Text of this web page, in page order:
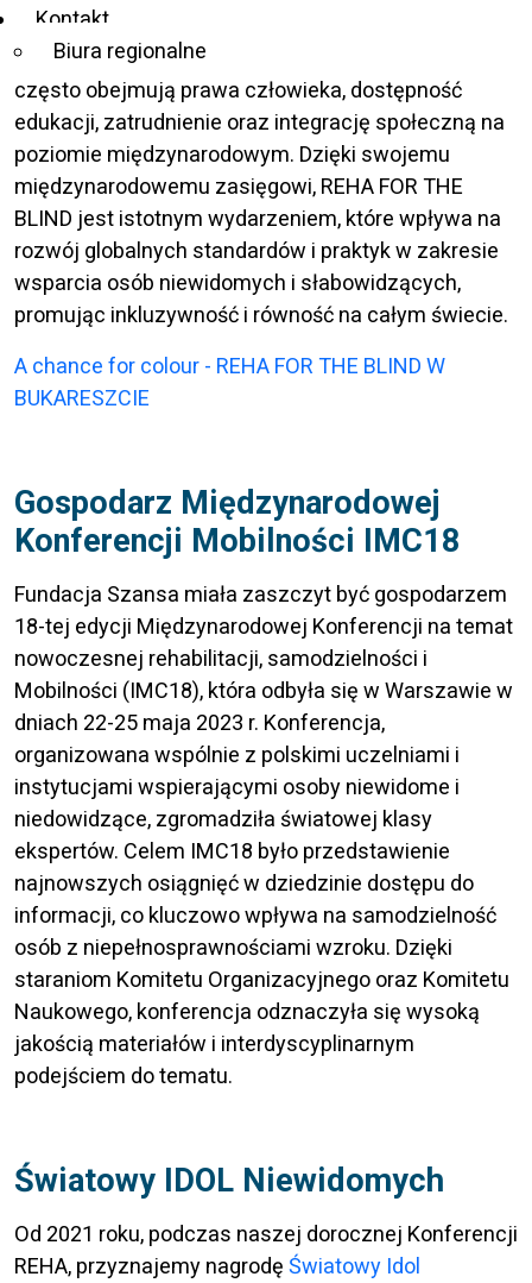
Kontakt
Biura regionalne
inicjatywy na rzecz poprawy życia osób
niewidomych i słabowidzących. Tematy konferencji
często obejmują prawa człowieka, dostępność
edukacji, zatrudnienie oraz integrację społeczną na
poziomie międzynarodowym. Dzięki swojemu
międzynarodowemu zasięgowi, REHA FOR THE
BLIND jest istotnym wydarzeniem, które wpływa na
rozwój globalnych standardów i praktyk w zakresie
wsparcia osób niewidomych i słabowidzących,
promując inkluzywność i równość na całym świecie.
A chance for colour - REHA FOR THE BLIND W
BUKARESZCIE
Gospodarz Międzynarodowej
Konferencji Mobilności IMC18
Fundacja Szansa miała zaszczyt być gospodarzem
18-tej edycji Międzynarodowej Konferencji na temat
nowoczesnej rehabilitacji, samodzielności i
Mobilności (IMC18), która odbyła się w Warszawie w
dniach 22-25 maja 2023 r. Konferencja,
organizowana wspólnie z polskimi uczelniami i
instytucjami wspierającymi osoby niewidome i
niedowidzące, zgromadziła światowej klasy
ekspertów. Celem IMC18 było przedstawienie
najnowszych osiągnięć w dziedzinie dostępu do
informacji, co kluczowo wpływa na samodzielność
osób z niepełnosprawnościami wzroku. Dzięki
staraniom Komitetu Organizacyjnego oraz Komitetu
Naukowego, konferencja odznaczyła się wysoką
jakością materiałów i interdyscyplinarnym
podejściem do tematu.
Światowy IDOL Niewidomych
Od 2021 roku, podczas naszej dorocznej Konferencji
REHA, przyznajemy nagrodę Światowy Idol